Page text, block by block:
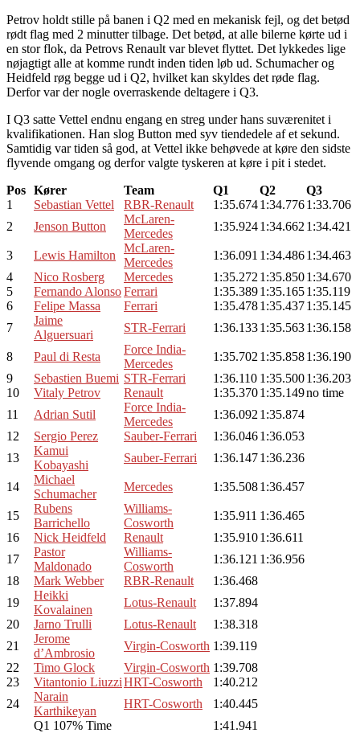
Petrov holdt stille på banen i Q2 med en mekanisk fejl, og det betød
rødt flag med 2 minutter tilbage. Det betød, at alle bilerne kørte ud i
en stor flok, da Petrovs Renault var blevet flyttet. Det lykkedes lige
nøjagtigt alle at komme rundt inden tiden løb ud. Schumacher og
Heidfeld røg begge ud i Q2, hvilket kan skyldes det røde flag.
Derfor var der nogle overraskende deltagere i Q3.
I Q3 satte Vettel endnu engang en streg under hans suværenitet i
kvalifikationen. Han slog Button med syv tiendedele af et sekund.
Samtidig var tiden så god, at Vettel ikke behøvede at køre den sidste
flyvende omgang og derfor valgte tyskeren at køre i pit i stedet.
Pos Kører Team Q1 Q2
Q3
1
Sebastian Vettel RBR-Renault 1:35.6741:34.7761:33.706
2
Jenson Button
McLaren-
Mercedes
1:35.9241:34.662 1:34.421
3 Lewis Hamilton
McLaren-
Mercedes
1:36.091 1:34.4861:34.463
4
Nico Rosberg Mercedes 1:35.272 1:35.8501:34.670
5
Fernando AlonsoFerrari 1:35.3891:35.1651:35.119
6
Felipe Massa Ferrari 1:35.4781:35.4371:35.145
7
Jaime
Alguersuari
STR-Ferrari 1:36.1331:35.5631:36.158
8 Paul di Resta
Force India-
Mercedes
1:35.702 1:35.8581:36.190
9
Sebastien Buemi STR-Ferrari 1:36.110 1:35.5001:36.203
10
Vitaly Petrov Renault 1:35.3701:35.149no time
11
Adrian Sutil
Force India-
Mercedes
1:36.092 1:35.874
12
Sergio Perez Sauber-Ferrari 1:36.0461:36.053
13
Kamui
Kobayashi
Sauber-Ferrari 1:36.1471:36.236
14
Michael
Schumacher
Mercedes 1:35.5081:36.457
15
Rubens
Barrichello
Williams-
Cosworth
1:35.911 1:36.465
16
Nick Heidfeld Renault 1:35.9101:36.611
17
Pastor
Maldonado
Williams-
Cosworth
1:36.121 1:36.956
18
Mark Webber RBR-Renault
1:36.468
19
Heikki
Kovalainen
Lotus-Renault
1:37.894
20
Jarno Trulli Lotus-Renault
1:38.318
21
Jerome
d’Ambrosio
Virgin-Cosworth 1:39.119
22
Timo Glock Virgin-Cosworth 1:39.708
23
Vitantonio LiuzziHRT-Cosworth
1:40.212
24
Narain
Karthikeyan
HRT-Cosworth
1:40.445
Q1 107% Time
1:41.941